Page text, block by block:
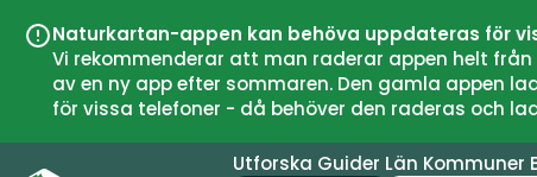
Naturkartan-appen kan behöva uppdateras för
Vi rekommenderar att man raderar appen helt
av en ny app efter sommaren. Den gamla appen
för vissa telefoner - då behöver den raderas och
Utforska Guider Län Kommuner